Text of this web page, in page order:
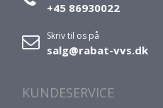
+45 86930022
Skriv til os på
salg@rabat-vvs.dk
KUNDESERVICE